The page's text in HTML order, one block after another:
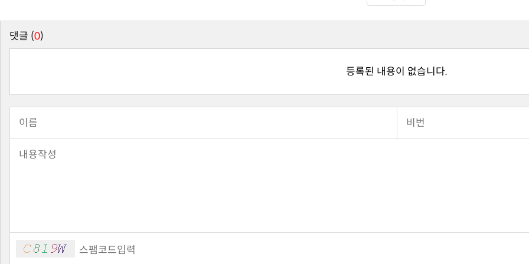
댓글 (0)
등록된 내용이 없습니다.